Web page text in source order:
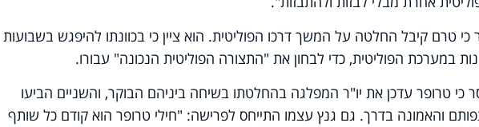
טרם קיבל החלטה על המשך דרכו הפוליטית. הוא ציין כי בכוונתו להיפגש בשבועות
במערכת הפוליטית, כדי לבחון את "התצורה הפוליטית הנכונה" עבורו.
כי טרופר עדכן את יו"ר המפלגה בהחלטתו בשיחה ביניהם הבוקר, והשניים הביעו
והאמונה בדרך. גם גנץ עצמו התייחס לפרישה: "חילי טרופר הוא קודם כל שותף